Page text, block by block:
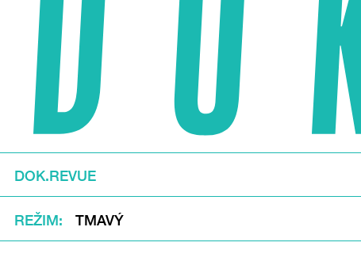
DOK.REVUE
REŽIM TMAVÝ